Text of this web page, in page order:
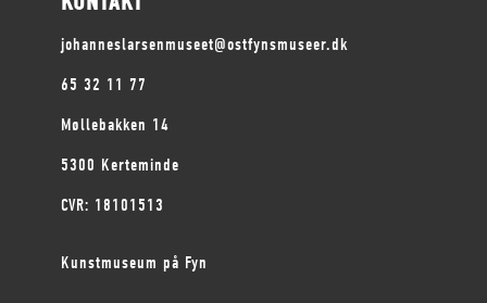
johanneslarsenmuseet@ostfynsmuseer.dk
65 32 11 77
Møllebakken 14
5300 Kerteminde
CVR: 18101513
Kunstmuseum på Fyn